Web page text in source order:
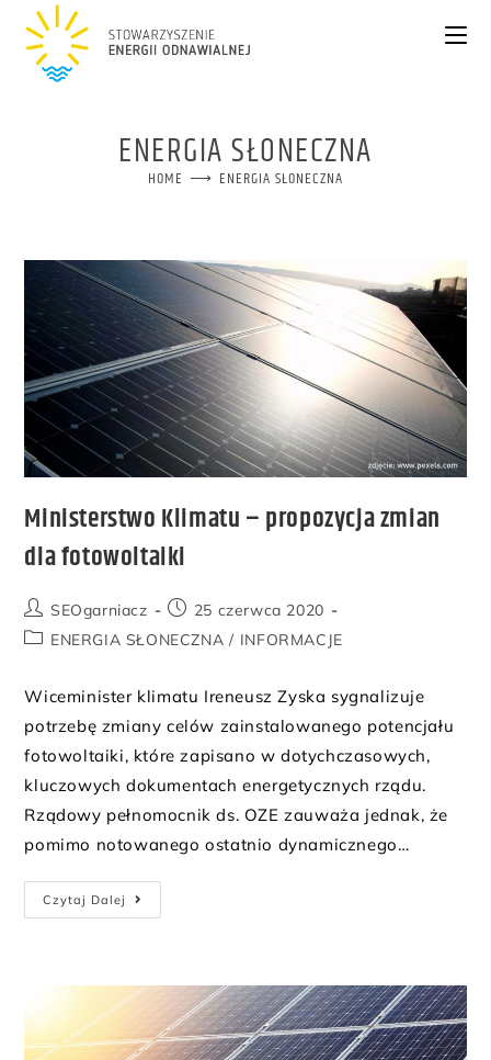
ENERGIA SŁONECZNA
HOME ⟶ ENERGIA SŁONECZNA
Ministerstwo Klimatu – propozycja zmian
dla fotowoltaiki
SEOgarniacz
25 czerwca 2020
ENERGIA SŁONECZNA / INFORMACJE
Wiceminister klimatu Ireneusz Zyska sygnalizuje
potrzebę zmiany celów zainstalowanego potencjału
fotowoltaiki, które zapisano w dotychczasowych,
kluczowych dokumentach energetycznych rządu.
Rządowy pełnomocnik ds. OZE zauważa jednak, że
pomimo notowanego ostatnio dynamicznego…
Czytaj Dalej